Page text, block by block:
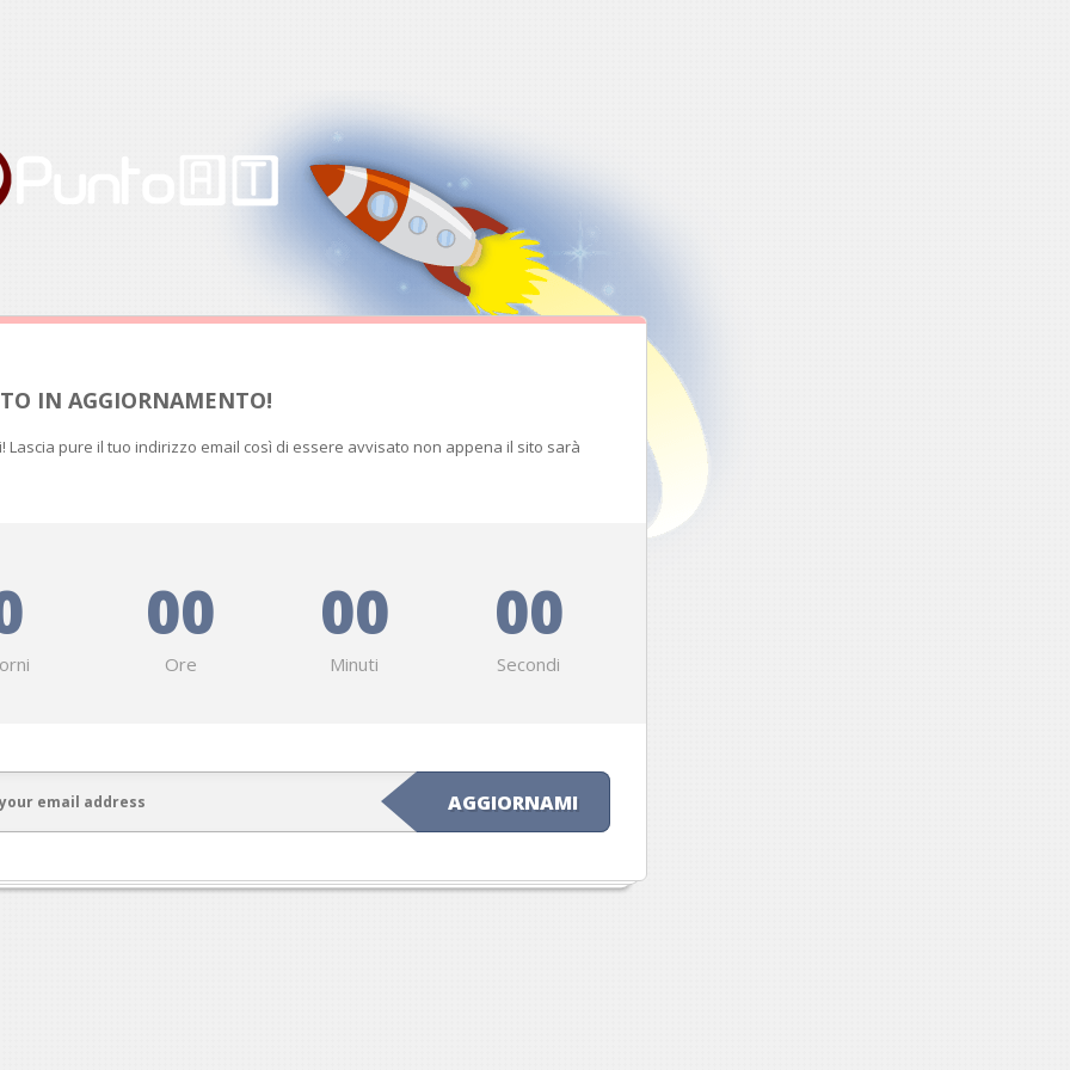
IN AGGIORNAMENTO!
Lascia pure il tuo indirizzo email così di essere avvisato non appena il sito sarà
00
Ore
00
Minuti
00
Secondi